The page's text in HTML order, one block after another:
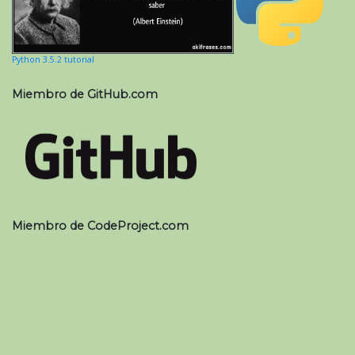
Python 3.5.2 tutorial
Miembro de GitHub.com
Miembro de CodeProject.com